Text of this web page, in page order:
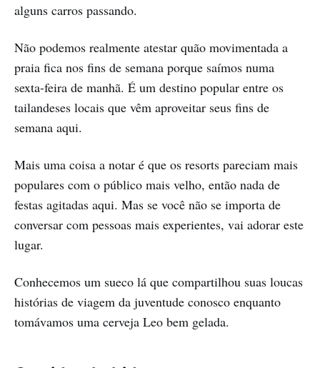
alguns carros passando.
Não podemos realmente atestar quão movimentada a
praia fica nos fins de semana porque saímos numa
sexta-feira de manhã. É um destino popular entre os
tailandeses locais que vêm aproveitar seus fins de
semana aqui.
Mais uma coisa a notar é que os resorts pareciam mais
populares com o público mais velho, então nada de
festas agitadas aqui. Mas se você não se importa de
conversar com pessoas mais experientes, vai adorar este
lugar.
Conhecemos um sueco lá que compartilhou suas loucas
histórias de viagem da juventude conosco enquanto
tomávamos uma cerveja Leo bem gelada.